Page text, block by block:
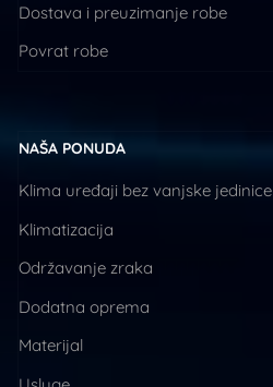
Dostava i preuzimanje robe
Povrat robe
NAŠA PONUDA
Klima uređaji bez vanjske jedinice
Klimatizacija
Održavanje zraka
Dodatna oprema
Materijal